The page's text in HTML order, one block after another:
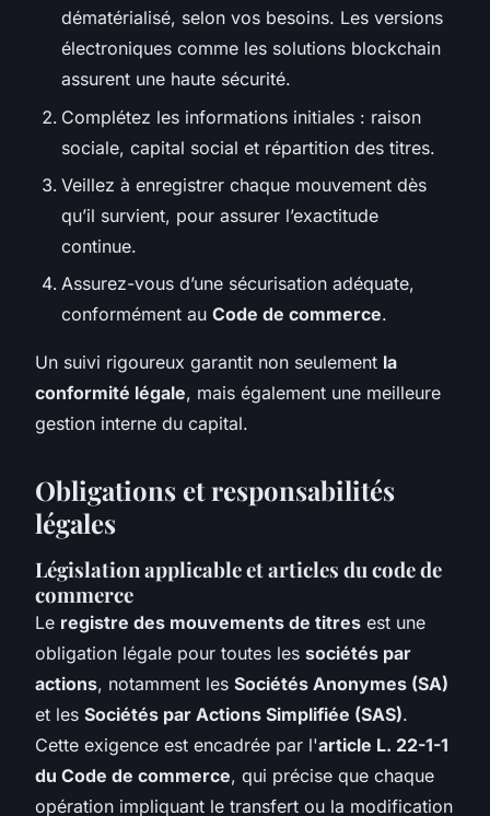
dématérialisé, selon vos besoins. Les versions
électroniques comme les solutions blockchain
assurent une haute sécurité.
Complétez les informations initiales : raison
sociale, capital social et répartition des titres.
Veillez à enregistrer chaque mouvement dès
qu’il survient, pour assurer l’exactitude
continue.
Assurez-vous d’une sécurisation adéquate,
conformément au Code de commerce.
Un suivi rigoureux garantit non seulement la
conformité légale, mais également une meilleure
gestion interne du capital.
Obligations et responsabilités
légales
Législation applicable et articles du code de
commerce
Le registre des mouvements de titres est une
obligation légale pour toutes les sociétés par
actions, notamment les Sociétés Anonymes (SA)
et les Sociétés par Actions Simplifiée (SAS).
Cette exigence est encadrée par l'article L. 22-1-1
du Code de commerce, qui précise que chaque
opération impliquant le transfert ou la modification